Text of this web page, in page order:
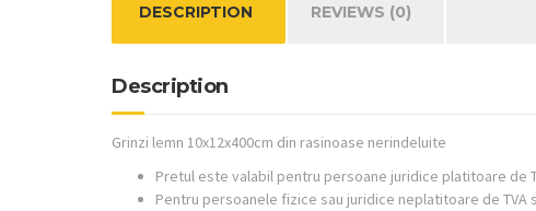
DESCRIPTION REVIEWS (0)
Description
Grinzi lemn 10x12x400cm din rasinoase nerindeluite
Pretul este valabil pentru persoane juridice platitoare de
Pentru persoanele fizice sau juridice neplatitoare de TVA